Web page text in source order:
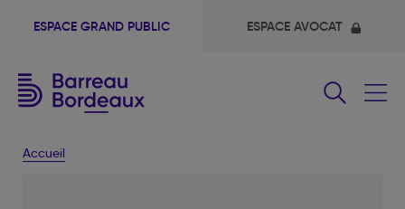
ESPACE GRAND PUBLIC ESPACE AVOCAT
Accueil